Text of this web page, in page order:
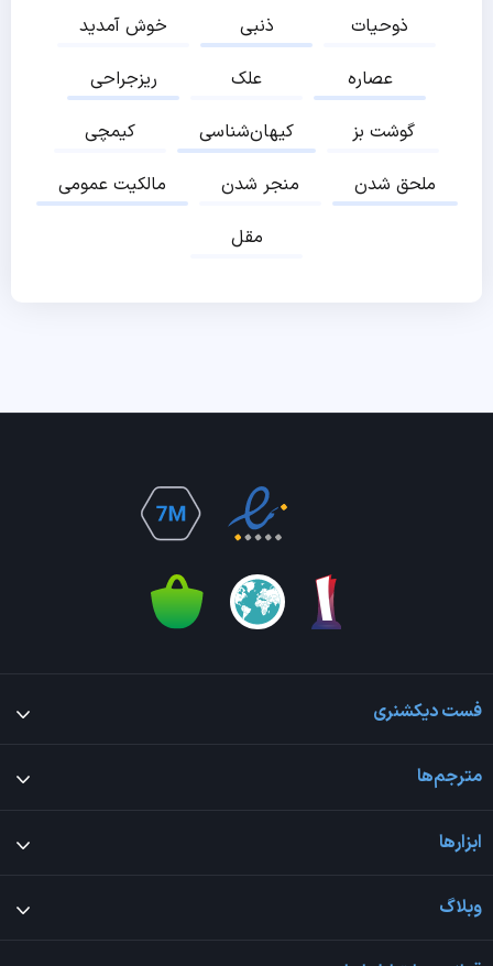
خوش آمدید
ذنبی
ذوحیات
ریزجراحی
علک
عصاره
کیمچی
کیهان‌شناسی
گوشت بز
مالکیت عمومی
منجر شدن
ملحق شدن
مقل
فست دیکشنری
مترجم‌ها
ابزارها
وبلاگ